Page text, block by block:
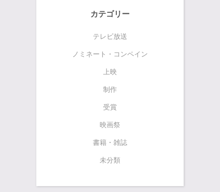
カテゴリー
テレビ放送
ノミネート・コンペイン
上映
制作
受賞
映画祭
書籍・雑誌
未分類